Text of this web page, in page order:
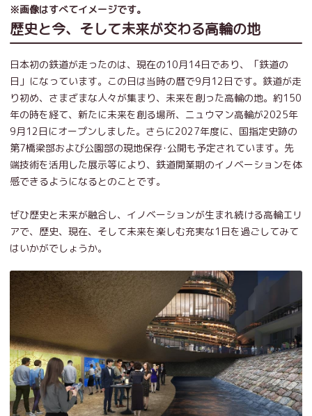
※画像はすべてイメージです。
歴史と今、そして未来が交わる高輪の地
日本初の鉄道が走ったのは、現在の10月14日であり、「鉄道の
日」になっています。この日は当時の暦で9月12日です。鉄道が走
り初め、さまざまな人々が集まり、未来を創った高輪の地。約150
年の時を経て、新たに未来を創る場所、ニュウマン高輪が2025年
9月12日にオープンしました。さらに2027年度に、国指定史跡の
第7橋梁部および公園部の現地保存･公開も予定されています。先
端技術を活用した展示等により、鉄道開業期のイノベーションを体
感できるようになるとのことです。
ぜひ歴史と未来が融合し、イノベーションが生まれ続ける高輪エリ
アで、歴史、現在、そして未来を楽しむ充実な1日を過ごしてみて
はいかがでしょうか。